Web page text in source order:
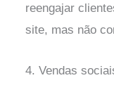
reengajar
site, mas não
4. Vendas